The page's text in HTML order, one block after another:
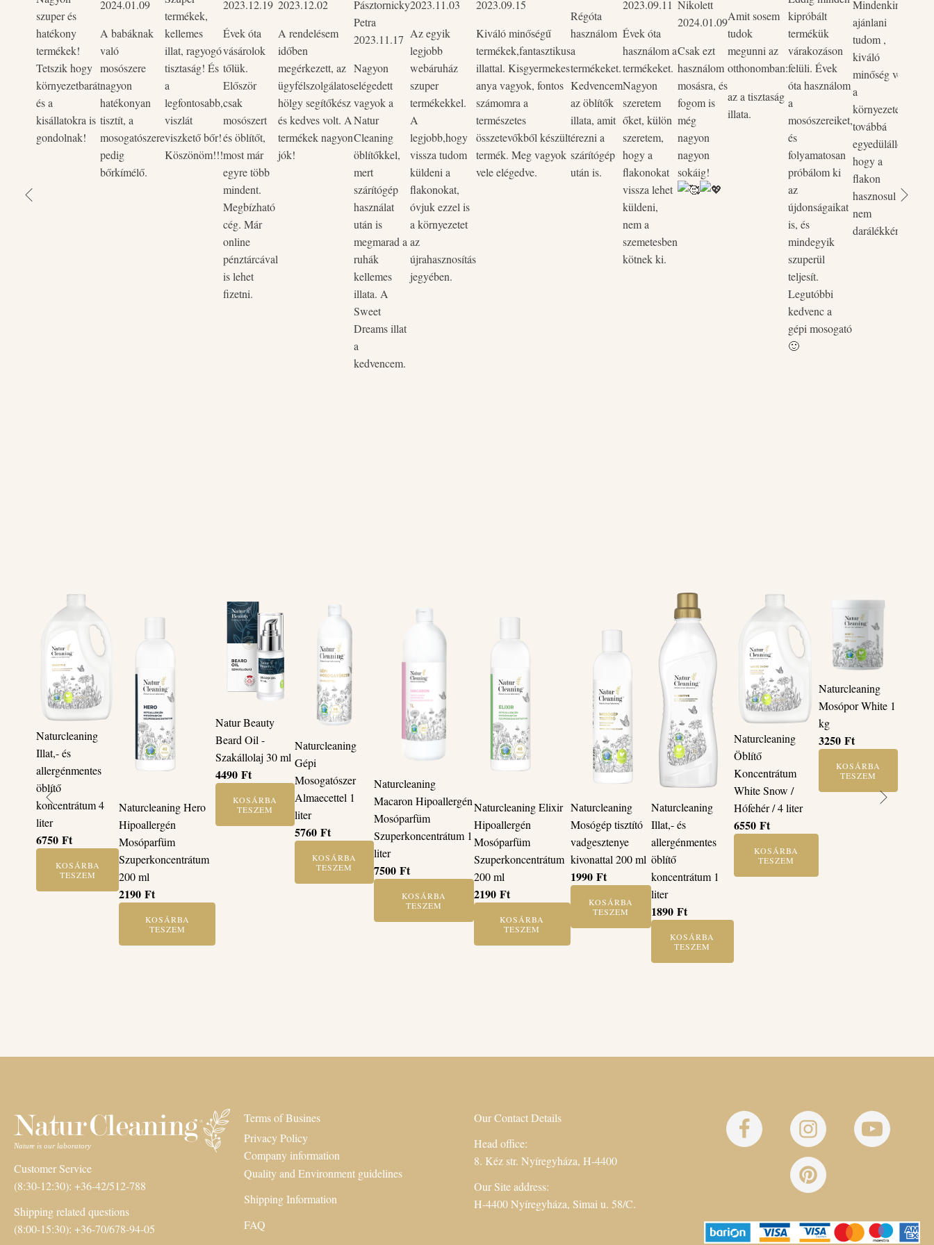
Biológiailag lebomló– Fenntartható, környezetbarát megoldás.
Újratölthető flakon – Kevesebb hulladék, tudatosabb választás.
szuper és
hatékony
termékek!
Tetszik hogy
környezetbarát
és a
kisállatokra is
gondolnak!
2024.01.09
A babáknak
való
mosószere
nagyon
hatékonyan
tisztít, a
mosogatószere
pedig
bőrkímélő.
termékek,
kellemes
illat, ragyogó
tisztaság! És
a
legfontosabb,
viszlát
viszkető bőr!
Köszönöm!!!
2023.12.19
Évek óta
vásárolok
tőlük.
Először
csak
mosószert
és öblítőt,
most már
egyre több
mindent.
Megbízható
cég. Már
online
pénztárcával
is lehet
fizetni.
2023.12.02
A rendelésem
időben
megérkezett, az
ügyfélszolgálatos
hölgy segítőkész
és kedves volt. A
termékek nagyon
jók!
Pásztornicky
Petra
2023.11.17
Nagyon
elégedett
vagyok a
Natur
Cleaning
öblítőkkel,
mert
szárítógép
használat
után is
megmarad a
ruhák
kellemes
illata. A
Sweet
Dreams illat
a
kedvencem.
2023.11.03
Az egyik
legjobb
webáruház
szuper
termékekkel.
A
legjobb,hogy
vissza tudom
küldeni a
flakonokat,
óvjuk ezzel is
a környezetet
az
újrahasznosítás
jegyében.
2023.09.15
Kiváló minőségű
termékek,fantasztikus
illattal. Kisgyermekes
anya vagyok, fontos
számomra a
természetes
összetevőkből készült
termék. Meg vagyok
vele elégedve.
Régóta
használom
a
termékeket.
Kedvencem
az öblítők
illata, amit
érezni a
szárítógép
után is.
2023.09.11
Évek óta
használom a
termékeket.
Nagyon
szeretem
őket, külön
szeretem,
hogy a
flakonokat
vissza lehet
küldeni,
nem a
szemetesben
kötnek ki.
Nikolett
2024.01.09
Csak ezt
használom
mosásra, és
fogom is
még
nagyon
nagyon
sokáig!
Amit sosem
tudok
megunni az
otthonomban:
az a tisztaság
illata.
kipróbált
termékük
várakozáson
felüli. Évek
óta használom
a
mosószereiket,
és
folyamatosan
próbálom ki
az
újdonságaikat
is, és
mindegyik
szuperül
teljesít.
Legutóbbi
kedvenc a
gépi mosogató
🙂
Mindenkinek
ajánlani
tudom ,
kiváló
minőség védi
a
környezetet,
továbbá
egyedülálló,
hogy a
flakon
hasznosul
nem
darálékként.
Naturcleaning
Illat,- és
allergénmentes
öblítő
koncentrátum 4
liter
6750 Ft
KOSÁRBA
TESZEM
Naturcleaning Hero
Hipoallergén
Mosóparfüm
Szuperkoncentrátum
200 ml
2190Ft
KOSÁRBA
TESZEM
Natur Beauty
Beard Oil -
Szakállolaj 30 ml
4490Ft
KOSÁRBA
TESZEM
Naturcleaning
Gépi
Mosogatószer
Almaecettel 1
liter
5760Ft
KOSÁRBA
TESZEM
Naturcleaning
Macaron Hipoallergén
Mosóparfüm
Szuperkoncentrátum 1
liter
7500Ft
KOSÁRBA
TESZEM
Naturcleaning Elixir
Hipoallergén
Mosóparfüm
Szuperkoncentrátum
200 ml
2190 Ft
KOSÁRBA
TESZEM
Naturcleaning
Mosógép tisztító
vadgesztenye
kivonattal 200 ml
1990Ft
KOSÁRBA
TESZEM
Naturcleaning
Illat,- és
allergénmentes
öblítő
koncentrátum 1
liter
1890 Ft
KOSÁRBA
TESZEM
Naturcleaning
Öblítő
Koncentrátum
White Snow /
Hófehér / 4 liter
6550Ft
KOSÁRBA
TESZEM
Naturcleaning
Mosópor White 1
kg
3250 Ft
KOSÁRBA
TESZEM
Customer Service
(8:30-12:30): +36-42/512-788
Shipping related questions
(8:00-15:30): +36-70/678-94-05
Terms of Busines
Privacy Policy
Company information
Quality and Environment guidelines
Shipping Information
FAQ
Our Contact Details
Head office:
8. Kéz str. Nyíregyháza, H-4400
Our Site address:
H-4400 Nyíregyháza, Simai u. 58/C.